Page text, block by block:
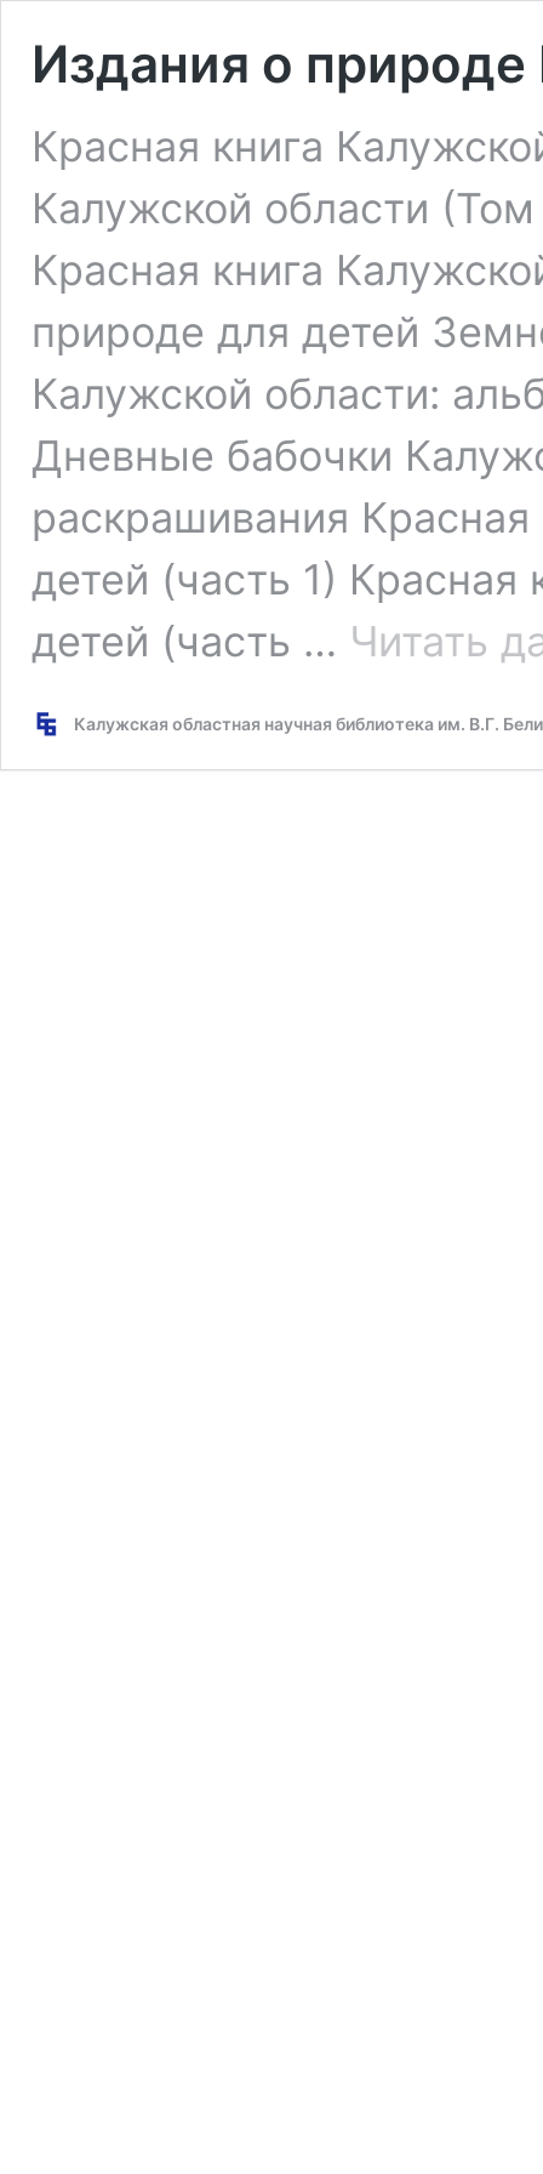
Издания о
Красная книга
Калужской области
Красная книга
природе для детей
Калужской области:
Дневные бабочки
раскрашивания
детей (часть 1) Красная
детей (часть … Читать
Калужская областная научная библиотека им. В.Г.